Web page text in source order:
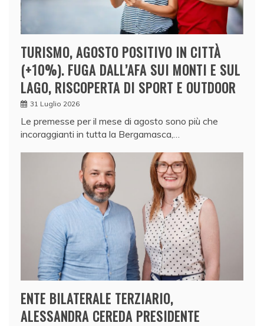
TURISMO, AGOSTO POSITIVO IN CITTÀ
(+10%). FUGA DALL’AFA SUI MONTI E SUL
LAGO, RISCOPERTA DI SPORT E OUTDOOR
31 Luglio 2026
Le premesse per il mese di agosto sono più che
incoraggianti in tutta la Bergamasca,…
ENTE BILATERALE TERZIARIO,
ALESSANDRA CEREDA PRESIDENTE